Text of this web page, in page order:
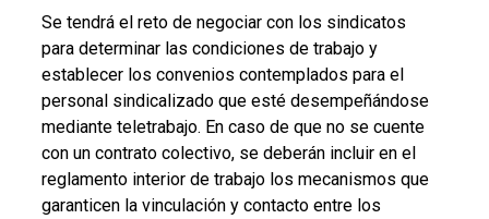
Se tendrá el reto de negociar con los sindicatos
para determinar las condiciones de trabajo y
establecer los convenios contemplados para el
personal sindicalizado que esté desempeñándose
mediante teletrabajo. En caso de que no se cuente
con un contrato colectivo, se deberán incluir en el
reglamento interior de trabajo los mecanismos que
garanticen la vinculación y contacto entre los